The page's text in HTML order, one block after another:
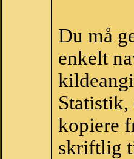
Du må
enkelt
kopiere
skriftlig